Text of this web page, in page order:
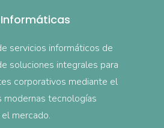
servicios informáticos de
soluciones integrales para
corporativos mediante el
modernas tecnologías
mercado.